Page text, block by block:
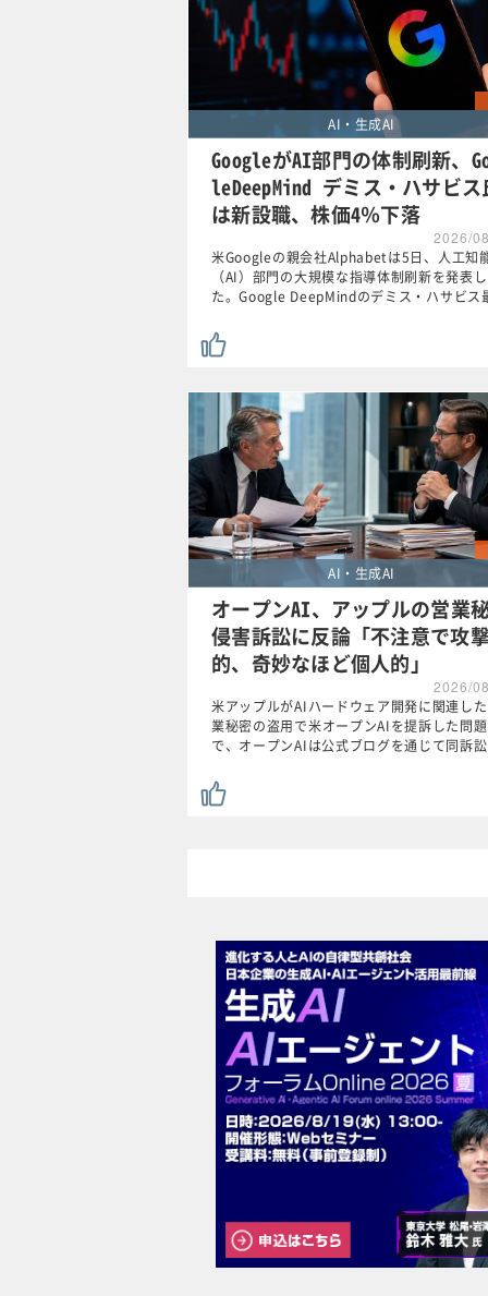
AI・生成AI
GoogleがAI部門の体制刷新、
leDeepMind デミス・ハサビス
は新設職、株価4％下落
2026/
米Googleの親会社Alphabetは5日、人工知
（AI）部門の大規模な指導体制刷新を発表し
た。Google DeepMindのデミス・ハサビ
AI・生成AI
オープンAI、アップルの営業
侵害訴訟に反論「不注意で攻
的、奇妙なほど個人的」
2026/
米アップルがAIハードウェア開発に関連し
業秘密の盗用で米オープンAIを提訴した問題
で、オープンAIは公式ブログを通じて同訴